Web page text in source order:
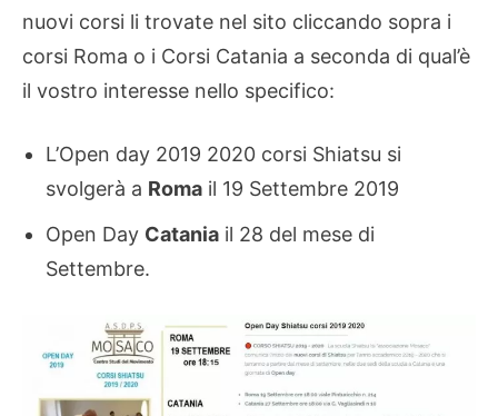
nuovi corsi li trovate nel sito cliccando sopra i
corsi Roma o i Corsi Catania a seconda di qual’è
il vostro interesse nello specifico:
L’Open day 2019 2020 corsi Shiatsu si
svolgerà a Roma il 19 Settembre 2019
Open Day Catania il 28 del mese di
Settembre.